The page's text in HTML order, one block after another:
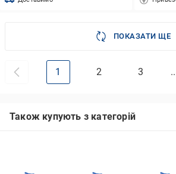
ПОКАЗАТИ ЩЕ
1 2 3
Також купують з категорій